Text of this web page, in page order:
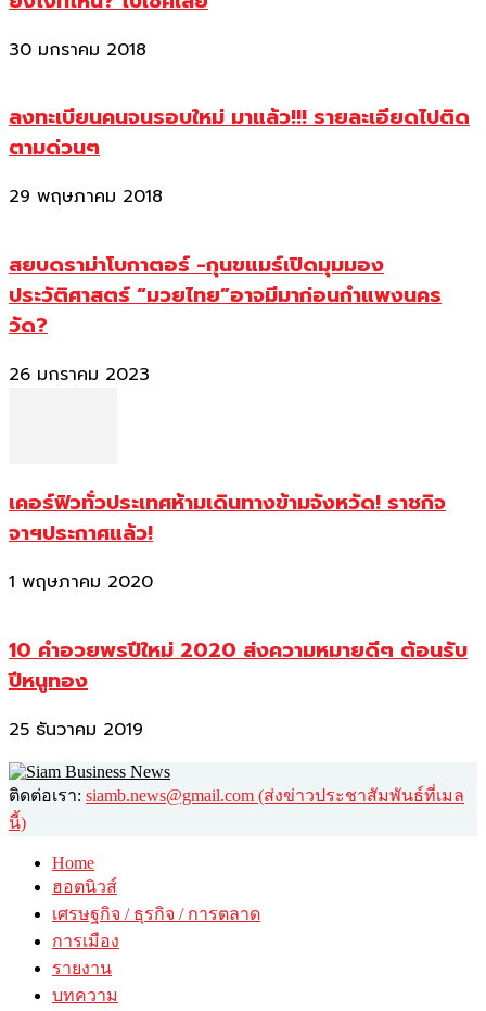
30 มกราคม 2018
ลงทะเบียนคนจนรอบใหม่ มาแล้ว!!! รายละเอียดไปติด
ตามด่วนๆ
29 พฤษภาคม 2018
สยบดราม่าโบกาตอร์ -กุนขแมร์เปิดมุมมอง
ประวัติศาสตร์ “มวยไทย”อาจมีมาก่อนกำแพงนคร
วัด?
26 มกราคม 2023
เคอร์ฟิวทั่วประเทศห้ามเดินทางข้ามจังหวัด! ราชกิจ
จาฯประกาศแล้ว!
1 พฤษภาคม 2020
10 คำอวยพรปีใหม่ 2020 ส่งความหมายดีๆ ต้อนรับ
ปีหนูทอง
25 ธันวาคม 2019
ติดต่อเรา: siamb.news@gmail.com (ส่งข่าวประชาสัมพันธ์ที่เมล
นี้)
Home
ฮอตนิวส์
เศรษฐกิจ / ธุรกิจ / การตลาด
การเมือง
รายงาน
บทความ